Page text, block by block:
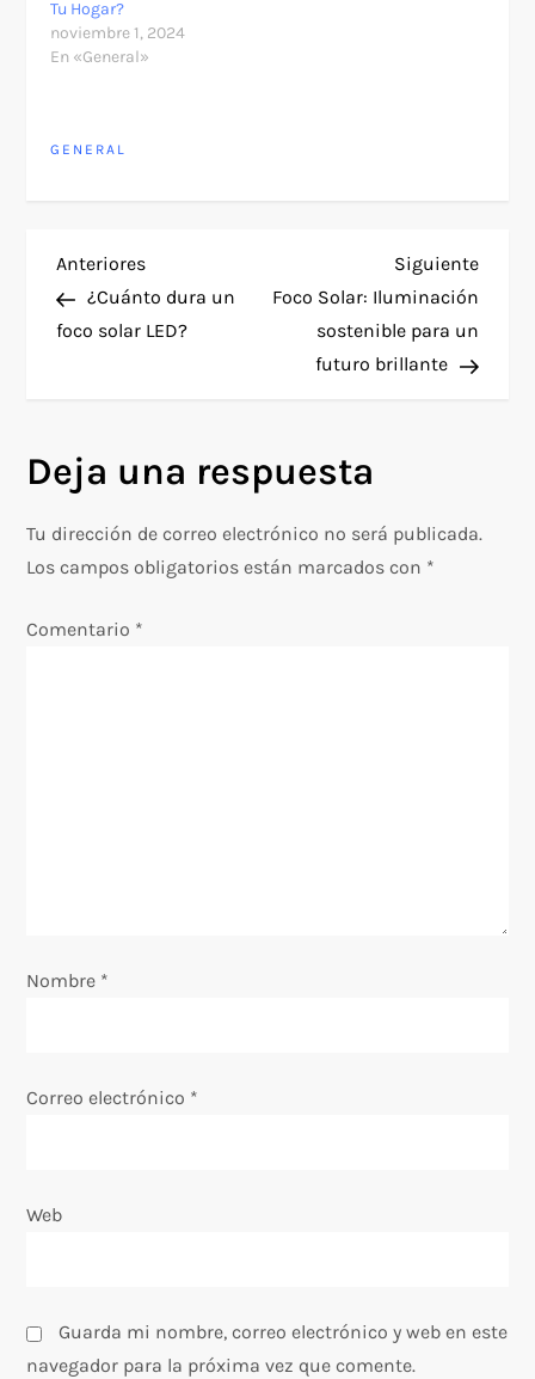
Tu Hogar?
noviembre 1, 2024
En «General»
GENERAL
N
a
g
a
n
r
d
s
Entrada
anterior
Anteriores
¿Cuánto dura un
foco solar LED?
Siguiente
Foco Solar: Iluminación
sostenible para un
futuro brillante
Deja una respuesta
Tu dirección de correo electrónico no será publicada.
Los campos obligatorios están marcados con *
Comentario *
Nombre *
Correo electrónico *
Web
Guarda mi nombre, correo electrónico y web en este
navegador para la próxima vez que comente.